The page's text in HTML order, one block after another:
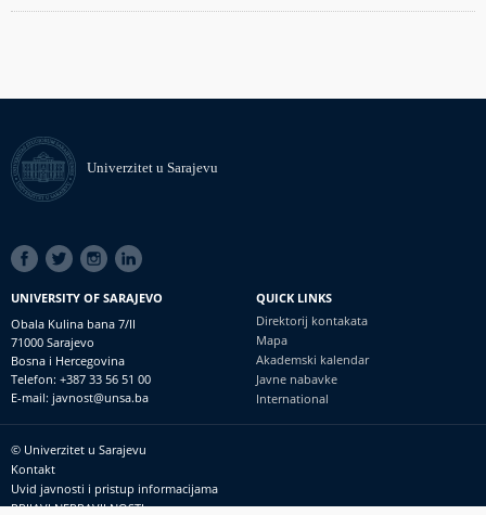
Univerzitet u Sarajevu
SOCIAL
LINKS
UNIVERSITY OF SARAJEVO
Obala Kulina bana 7/II
71000 Sarajevo
Bosna i Hercegovina
Telefon: +387 33 56 51 00
E-mail: javnost@unsa.ba
QUICK LINKS
Direktorij kontakata
Mapa
Akademski kalendar
Javne nabavke
International
Footer
meni
© Univerzitet u Sarajevu
Kontakt
Uvid javnosti i pristup informacijama
PRIJAVI NEPRAVILNOSTI